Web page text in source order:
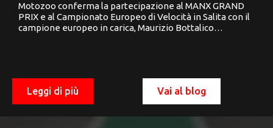
Motozoo conferma la partecipazione al MANX GRAND
PRIX e al Campionato Europeo di Velocità in Salita con il
campione europeo in carica, Maurizio Bottalico…
Leggi di più Vai al blog